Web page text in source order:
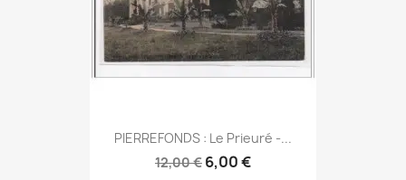
PIERREFONDS : Le Prieuré -...
12,00 € 6,00 €